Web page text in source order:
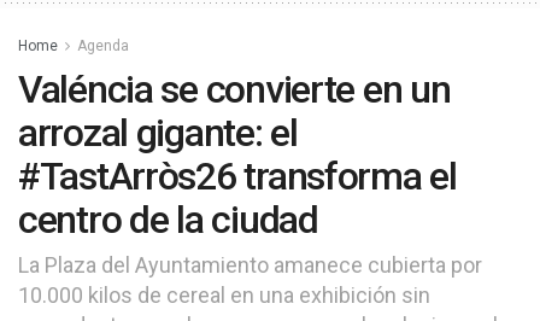
Home Agenda
Valéncia se convierte en un
arrozal gigante: el
#TastArròs26 transforma el
centro de la ciudad
La Plaza del Ayuntamiento amanece cubierta por
10.000 kilos de cereal en una exhibición sin